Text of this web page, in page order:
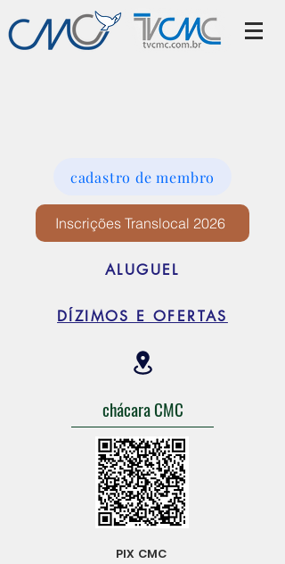
cadastro de membro
Inscrições Translocal 2026
ALUGUEL
DÍZIMOS E OFERTAS
chácara CMC
PIX CMC